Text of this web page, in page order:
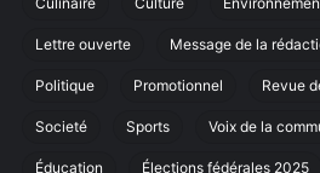
Lettre ouverte Message de la
Politique Promotionnel Revue
Societé Sports Voix de la
Éducation Élections fédérales 2025